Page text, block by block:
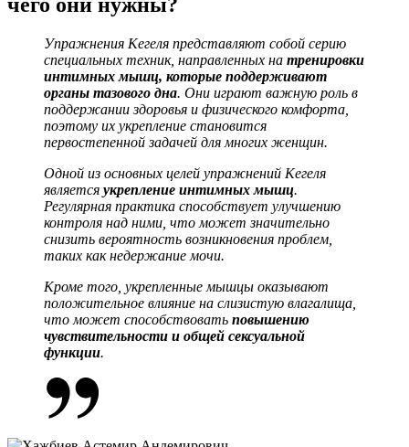
Упражнения Кегеля представляют собой серию
специальных техник, направленных на тренировки
интимных мышц, которые поддерживают
органы тазового дна. Они играют важную роль в
поддержании здоровья и физического комфорта,
поэтому их укрепление становится
первостепенной задачей для многих женщин.
Одной из основных целей упражнений Кегеля
является укрепление интимных мышц.
Регулярная практика способствует улучшению
контроля над ними, что может значительно
снизить вероятность возникновения проблем,
таких как недержание мочи.
Кроме того, укрепленные мышцы оказывают
положительное влияние на слизистую влагалища,
что может способствовать повышению
чувствительности и общей сексуальной
функции.